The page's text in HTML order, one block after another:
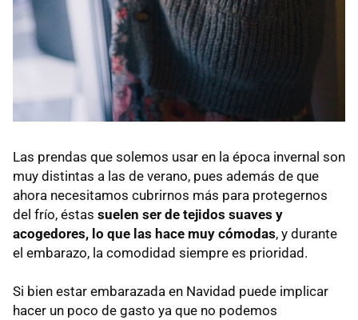
Las prendas que solemos usar en la época invernal son
muy distintas a las de verano, pues además de que
ahora necesitamos cubrirnos más para protegernos
del frío, éstas suelen ser de tejidos suaves y
acogedores, lo que las hace muy cómodas, y durante
el embarazo, la comodidad siempre es prioridad.
Si bien estar embarazada en Navidad puede implicar
hacer un poco de gasto ya que no podemos